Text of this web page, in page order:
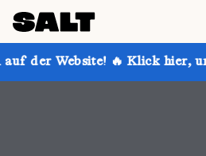
Klick hier, um mehr zu erfahren